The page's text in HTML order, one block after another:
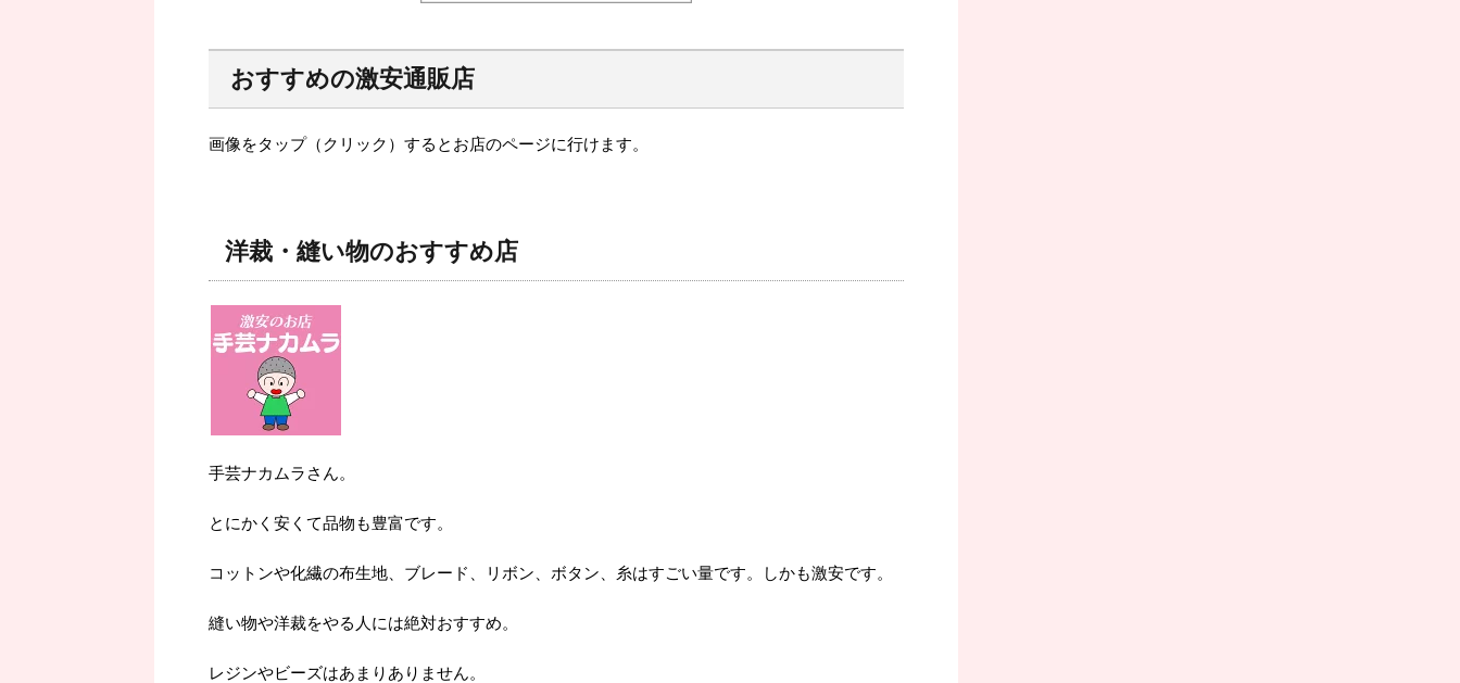
おすすめの激安通販店
画像をタップ（クリック）するとお店のページに行けます。
洋裁・縫い物のおすすめ店
手芸ナカムラさん。
とにかく安くて品物も豊富です。
コットンや化繊の布生地、ブレード、リボン、ボタン、糸はすごい量です。しかも激安です。
縫い物や洋裁をやる人には絶対おすすめ。
レジンやビーズはあまりありません。